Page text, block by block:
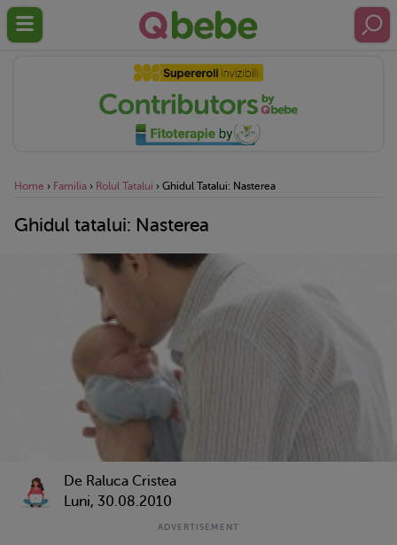
Home › Familia › Rolul Tatalui › Ghidul Tatalui: Nasterea
Ghidul tatalui: Nasterea
De Raluca Cristea
Luni, 30.08.2010